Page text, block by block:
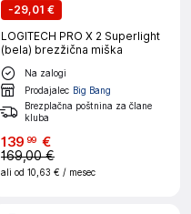
-29,01 €
LOGITECH PRO X 2 Superlight
(bela) brezžična miška
Na zalogi
Prodajalec Big Bang
Brezplačna poštnina za člane
kluba
139 99 €
169,00 €
ali od 10,63 € / mesec